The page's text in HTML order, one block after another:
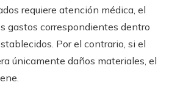
requiere atención médica, el
gastos correspondientes dentro
Por el contrario, si el
únicamente daños materiales, el